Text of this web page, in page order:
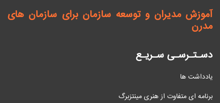
آموزش مدیران و توسعه سازمان برای سازمان های
مدرن
دسـتـرسـی سـریـع
یادداشت ها
برنامه ای متفاوت از هنری مینتزبرگ